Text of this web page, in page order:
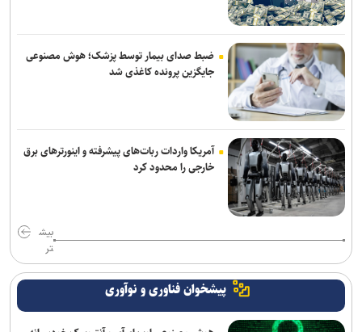
ضبط صدای بیمار توسط پزشک؛ هوش مصنوعی
جایگزین پرونده کاغذی شد
آمریکا واردات ربات‌های پیشرفته و اینورترهای برق
خارجی را محدود کرد
بیش
تر
پیشخوان فناوری و نوآوری